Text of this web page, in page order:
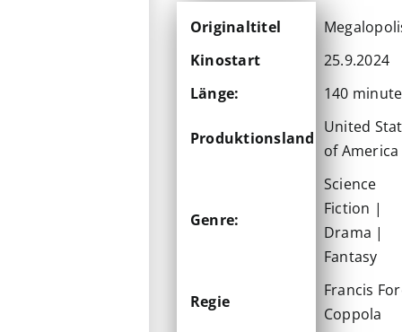
Originaltitel
Kinostart
25.9.2024
Länge:
140
Produktionsland
United
of America
Genre:
Science
Fiction |
Drama |
Fantasy
Regie
Francis
Coppola